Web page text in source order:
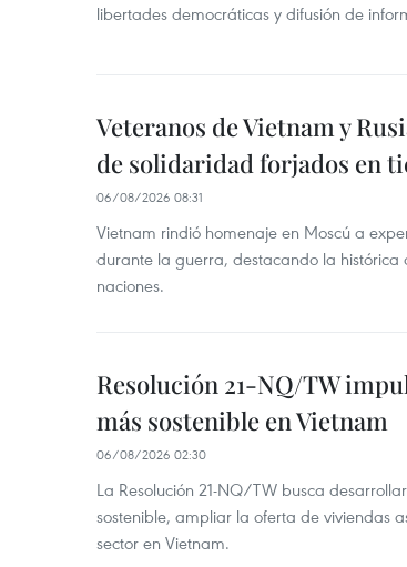
libertades democráticas y difusión de
Veteranos de Vietnam y
de solidaridad forjados en
06/08/2026 08:31
Vietnam rindió homenaje en Moscú a
durante la guerra, destacando la
naciones.
Resolución 21-NQ/TW
más sostenible en Vietnam
06/08/2026 02:30
La Resolución 21-NQ/TW busca
sostenible, ampliar la oferta de viviendas
sector en Vietnam.